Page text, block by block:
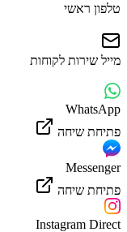
טלפון ראשי
מייל שירות לקוחות
WhatsApp
פתיחת שיחה
Messenger
פתיחת שיחה
Instagram Direct